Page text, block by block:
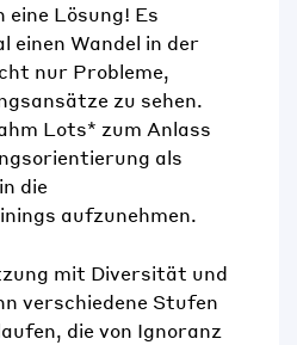
Lösung! Es
einen Wandel in der
nur Probleme,
zu sehen.
Lots* zum Anlass
als
die
aufzunehmen.
mit Diversität und
verschiedene Stufen
die von Ignoranz